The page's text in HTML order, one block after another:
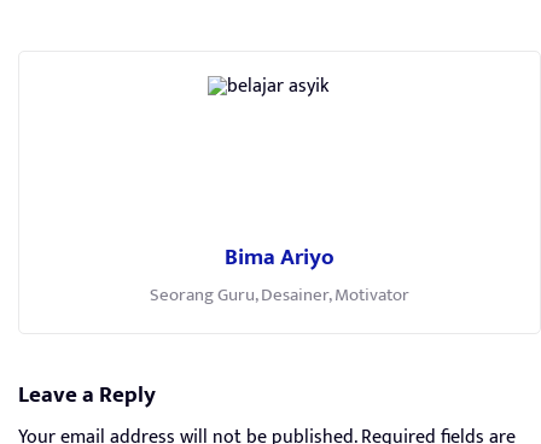
Bima Ariyo
Seorang Guru, Desainer, Motivator
Leave a Reply